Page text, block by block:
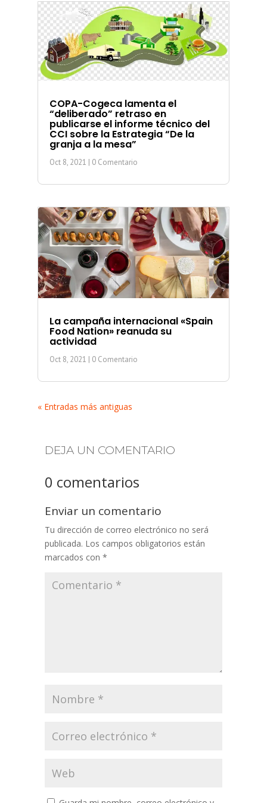
COPA-Cogeca lamenta el
“deliberado” retraso en
publicarse el informe técnico del
CCI sobre la Estrategia “De la
granja a la mesa”
Oct 8, 2021 | 0 Comentario
La campaña internacional «Spain
Food Nation» reanuda su
actividad
Oct 8, 2021 | 0 Comentario
« Entradas más antiguas
DEJA UN COMENTARIO
0 comentarios
Enviar un comentario
Tu dirección de correo electrónico no será
publicada. Los campos obligatorios están
marcados con *